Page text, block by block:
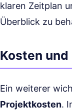
klaren Zeitplan
Überblick zu
Kosten
Ein weiterer
Projektkosten.